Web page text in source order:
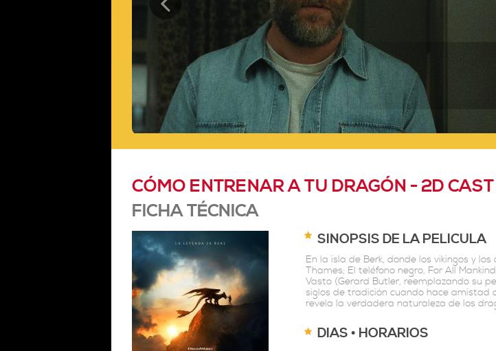
CÓMO ENTRENAR A TU DRAGÓN - 2D
FICHA TÉCNICA
SINOPSIS DE LA PELICULA
En la isla de Berk, donde los vikingos y
Thames; El teléfono negro, For All
Vasto (Gerard Butler, reemplazando su
siglos de tradición cuando hace amistad
revela la verdadera naturaleza de los
DIAS • HORARIOS